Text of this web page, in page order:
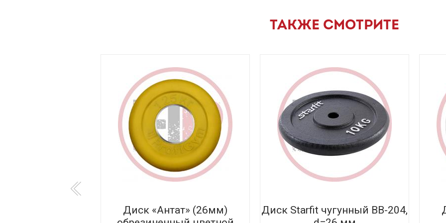
ТАКЖЕ СМОТРИТЕ
Диск «Антат» (26мм)
Диск Starfit чугунный BB-204,